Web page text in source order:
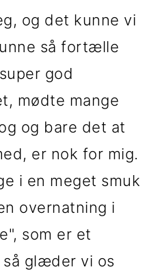
og det kunne vi
så fortælle
god
mødte mange
og bare det at
er nok for mig.
i en meget smuk
overnatning i
som er et
så glæder vi os